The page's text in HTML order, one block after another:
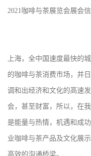
2021咖啡与茶展览会展会
上海，全中国速度最快的
的咖啡与茶消费市场，并
调和出经济和文化的高速发
会，甚至财富，所以，在
是能量与热情，机遇和成
业咖啡与茶产品及文化展示
高效的沟通桥梁。